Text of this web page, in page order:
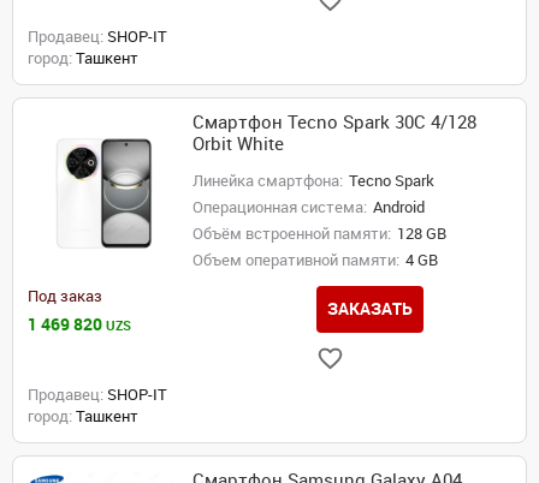
Продавец: SHOP-IT
город: Ташкент
Смартфон Tecno Spark 30C 4/128
Orbit White
Линейка смартфона: Tecno Spark
Операционная система: Android
Объём встроенной памяти: 128 GB
Объем оперативной памяти: 4 GB
Под заказ
1 469 820 UZS
ЗАКАЗАТЬ
Продавец: SHOP-IT
город: Ташкент